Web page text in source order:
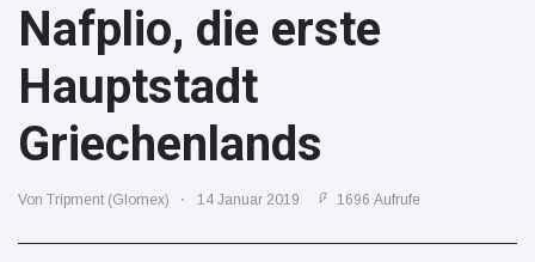
Kino und TV
(12454)
Promis
(39366)
Mode & Schönheit
(2776)
Essen und Trinken
Nafplio, die erste
Hauptstadt
Griechenlands
Von Tripment (Glomex) 14 Januar 2019 1696 Aufrufe